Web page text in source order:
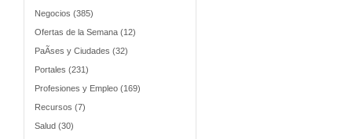
Negocios (385)
Ofertas de la Semana (12)
PaÃ­ses y Ciudades (32)
Portales (231)
Profesiones y Empleo (169)
Recursos (7)
Salud (30)